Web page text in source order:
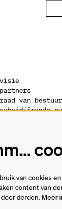
visie
partners
raad van bestuur
van cookies
content van
derden. Meer